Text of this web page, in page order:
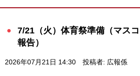
7/21（火）体育祭準備（マス
報告）
2026年07月21日 14:30 投稿者: 広報係